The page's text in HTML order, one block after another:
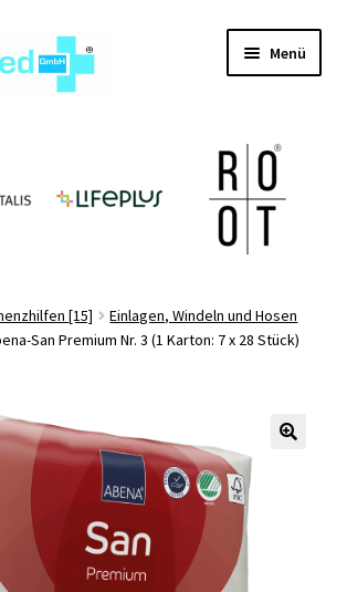
Menü
öffnen
öffnen
[15]
Einlagen, Windeln und Hosen
San Premium Nr. 3 (1 Karton: 7 x 28 Stück)